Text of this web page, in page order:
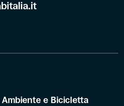
Ambiente e Bicicletta